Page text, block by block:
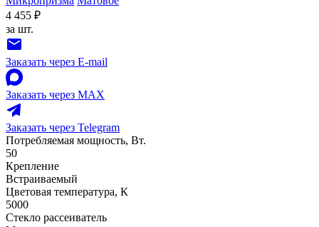
4 455 ₽
за шт.
Заказать через E-mail
Заказать через MAX
Заказать через Telegram
Потребляемая мощность, Вт.
50
Крепление
Встраиваемый
Цветовая температура, К
5000
Стекло рассеиватель